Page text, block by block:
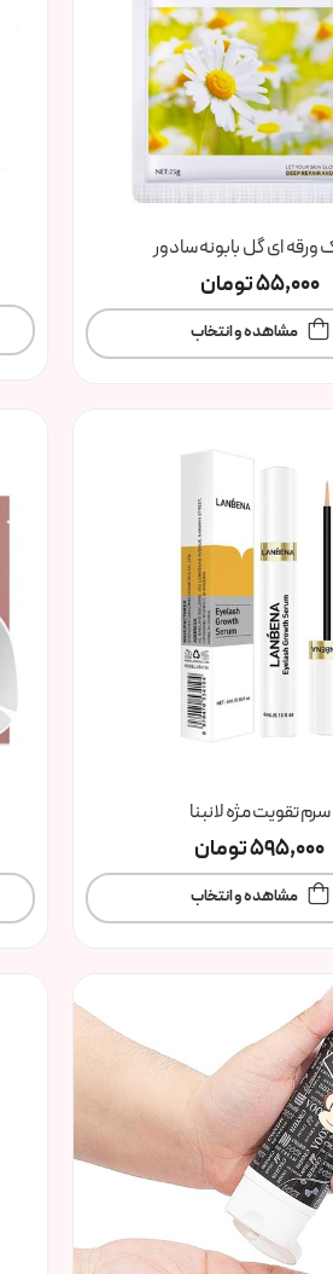
ای گل بابونه سادور
55,000تومان
مشاهده و انتخاب
سرم تقویت مژه لانبنا
595,000تومان
مشاهده و انتخاب